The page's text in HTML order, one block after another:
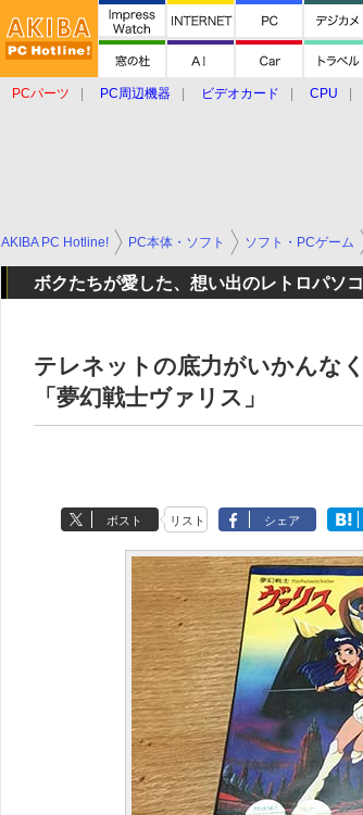
PCパーツ PC周辺機器 ビデオカード CPU
AKIBA PC Hotline! PC本体・ソフト ソフト・PCゲーム
ボクたちが愛した、想い出のレトロパソ
テレネットの底力がいかんな
「夢幻戦士ヴァリス」
ポスト リスト シェア